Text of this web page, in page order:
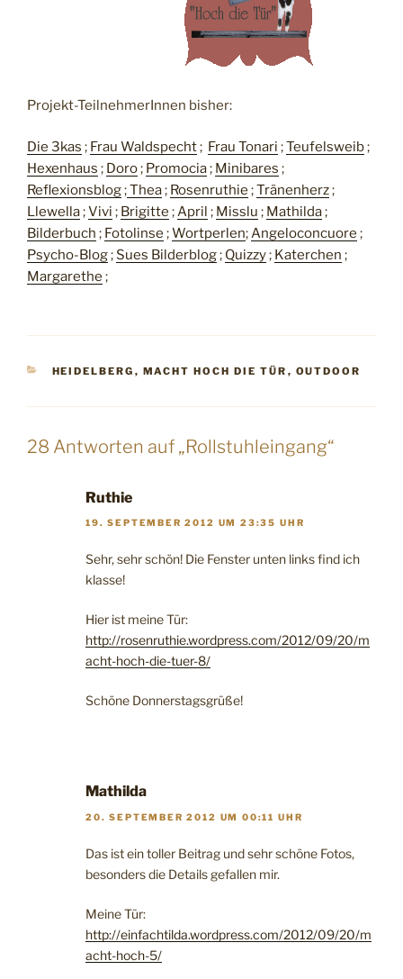
Projekt-TeilnehmerInnen bisher:
Die 3kas ; Frau Waldspecht; Frau Tonari ;Teufelsweib;
Hexenhaus ; Doro; Promocia; Minibares ;
Reflexionsblog;Thea; Rosenruthie ;Tränenherz;
Llewella;Vivi ; Brigitte ;April ; Misslu ; Mathilda;
Bilderbuch ; Fotolinse ;Wortperlen;Angeloconcuore ;
Psycho-Blog; Sues Bilderblog; Quizzy; Katerchen ;
Margarethe ;
KATEGORIEN
HEIDELBERG , MACHT HOCH DIE TÜR , OUTDOOR
28 Antworten auf „Rollstuhleingang“
Ruthie
19. SEPTEMBER 2012 UM 23:35 UHR
Sehr, sehr schön! Die Fenster unten links find ich
klasse!
Hier ist meine Tür:
http://rosenruthie.wordpress.com/2012/09/20/m
acht-hoch-die-tuer-8/
Schöne Donnerstagsgrüße!
Mathilda
20. SEPTEMBER 2012 UM 00:11 UHR
Das ist ein toller Beitrag und sehr schöne Fotos,
besonders die Details gefallen mir.
Meine Tür:
http://einfachtilda.wordpress.com/2012/09/20/m
acht-hoch-5/